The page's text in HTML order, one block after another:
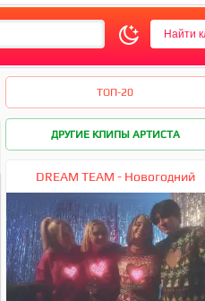
ТОП-20
ДРУГИЕ КЛИПЫ АРТИСТА
DREAM TEAM - Новогодний